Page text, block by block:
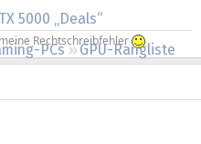
5000 „Deals“
PCs
GPU-Rangliste
Rechtschreibfehler